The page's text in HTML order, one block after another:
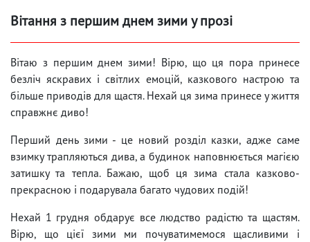
Вітання з першим днем ​​зими у прозі
Вітаю з першим днем ​​зими! Вірю, що ця пора принесе
безліч яскравих і світлих емоцій, казкового настрою та
більше приводів для щастя. Нехай ця зима принесе у життя
справжнє диво!
Перший день зими - це новий розділ казки, адже саме
взимку трапляються дива, а будинок наповнюється магією
затишку та тепла. Бажаю, щоб ця зима стала казково-
прекрасною і подарувала багато чудових подій!
Нехай 1 грудня обдарує все людство радістю та щастям.
Вірю, що цієї зими ми почуватимемося щасливими і